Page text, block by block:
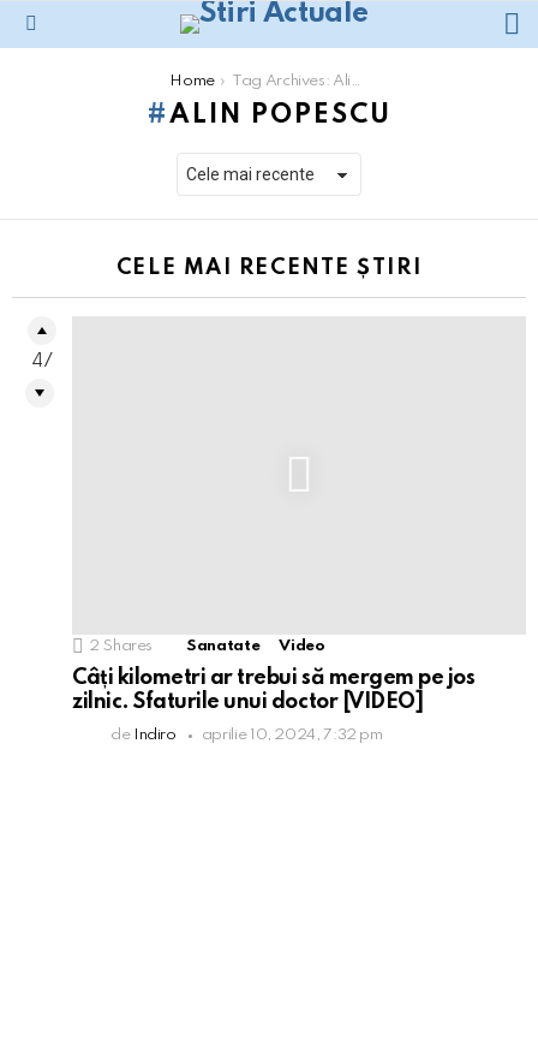
Home Tag Archives: Alin Popescu
ALIN POPESCU
CELE MAI RECENTE ȘTIRI
2 Shares Sanatate Video
Câți kilometri ar trebui să mergem pe jos
zilnic. Sfaturile unui doctor [VIDEO]
de Indiro aprilie 10, 2024, 7:32 pm
47